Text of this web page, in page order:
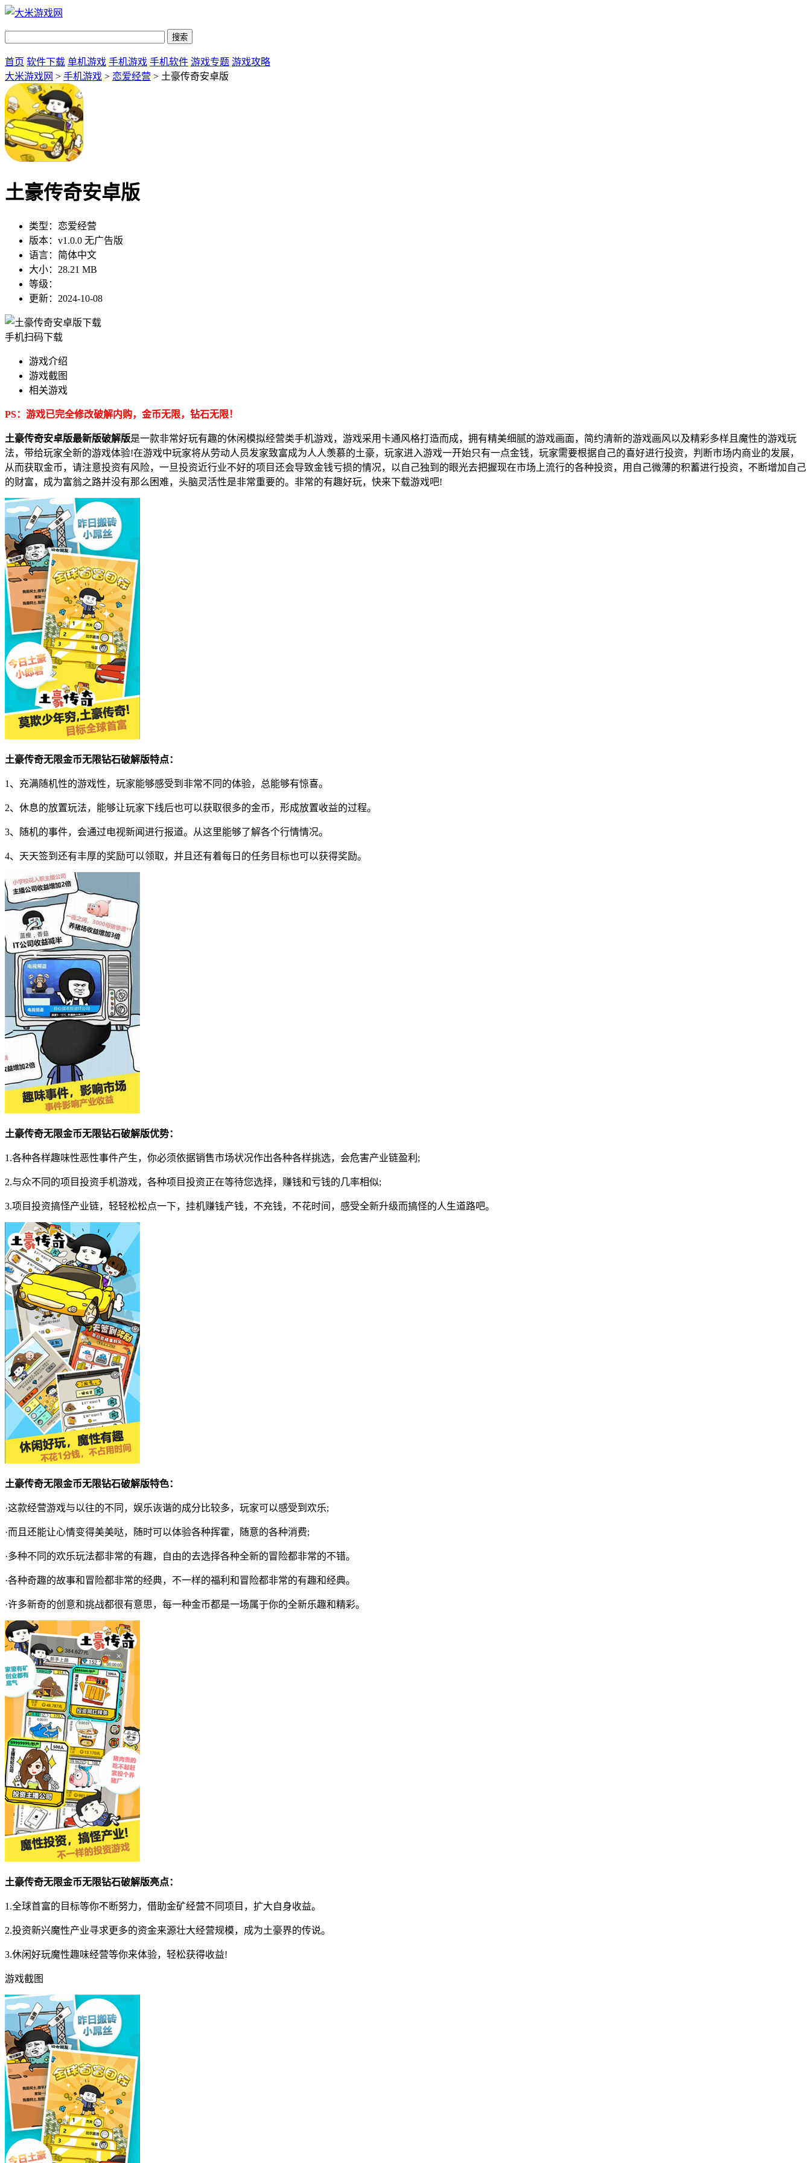
首页 软件下载 单机游戏 手机游戏 手机软件 游戏专题 游戏攻略
大米游戏网 > 手机游戏 > 恋爱经营 > 土豪传奇安卓版
土豪传奇安卓版
类型： 恋爱经营
版本： v1.0.0 无广告版
语言： 简体中文
大小： 28.21 MB
等级：
更新： 2024-10-08
手机扫码下载
游戏介绍
游戏截图
相关游戏
PS：游戏已完全修改破解内购，金币无限，钻石无限！
土豪传奇安卓版最新版破解版是一款非常好玩有趣的休闲模拟经营类手机游戏，游戏采用卡通风格打造而成，拥有精美细腻的游戏画面，简约清新的游戏画风以及精彩多样且魔性的游戏玩
法，带给玩家全新的游戏体验!在游戏中玩家将从劳动人员发家致富成为人人羡慕的土豪，玩家进入游戏一开始只有一点金钱，玩家需要根据自己的喜好进行投资，判断市场内商业的发展，
从而获取金币，请注意投资有风险，一旦投资近行业不好的项目还会导致金钱亏损的情况，以自己独到的眼光去把握现在市场上流行的各种投资，用自己微薄的积蓄进行投资，不断增加自己
的财富，成为富翁之路并没有那么困难，头脑灵活性是非常重要的。非常的有趣好玩，快来下载游戏吧!
土豪传奇无限金币无限钻石破解版特点：
1、充满随机性的游戏性，玩家能够感受到非常不同的体验，总能够有惊喜。
2、休息的放置玩法，能够让玩家下线后也可以获取很多的金币，形成放置收益的过程。
3、随机的事件，会通过电视新闻进行报道。从这里能够了解各个行情情况。
4、天天签到还有丰厚的奖励可以领取，并且还有着每日的任务目标也可以获得奖励。
土豪传奇无限金币无限钻石破解版优势：
1.各种各样趣味性恶性事件产生，你必须依据销售市场状况作出各种各样挑选，会危害产业链盈利;
2.与众不同的项目投资手机游戏，各种项目投资正在等待您选择，赚钱和亏钱的几率相似;
3.项目投资搞怪产业链，轻轻松松点一下，挂机赚钱产钱，不充钱，不花时间，感受全新升级而搞怪的人生道路吧。
土豪传奇无限金币无限钻石破解版特色：
·这款经营游戏与以往的不同，娱乐诙谐的成分比较多，玩家可以感受到欢乐;
·而且还能让心情变得美美哒，随时可以体验各种挥霍，随意的各种消费;
·多种不同的欢乐玩法都非常的有趣，自由的去选择各种全新的冒险都非常的不错。
·各种奇趣的故事和冒险都非常的经典，不一样的福利和冒险都非常的有趣和经典。
·许多新奇的创意和挑战都很有意思，每一种金币都是一场属于你的全新乐趣和精彩。
土豪传奇无限金币无限钻石破解版亮点：
1.全球首富的目标等你不断努力，借助金矿经营不同项目，扩大自身收益。
2.投资新兴魔性产业寻求更多的资金来源壮大经营规模，成为土豪界的传说。
3.休闲好玩魔性趣味经营等你来体验，轻松获得收益!
游戏截图